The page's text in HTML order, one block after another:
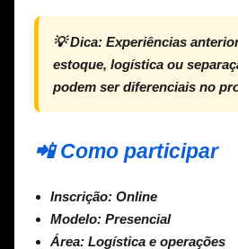
💡Dica: Experiências
estoque, logística ou
podem ser diferenciais no
📲 Como participar
Inscrição: Online
Modelo: Presencial
Área: Logística e operações